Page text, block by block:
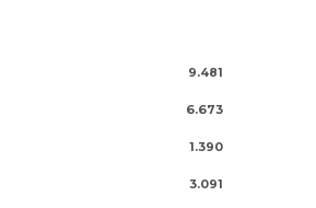
9.481
6.673
1.390
3.091